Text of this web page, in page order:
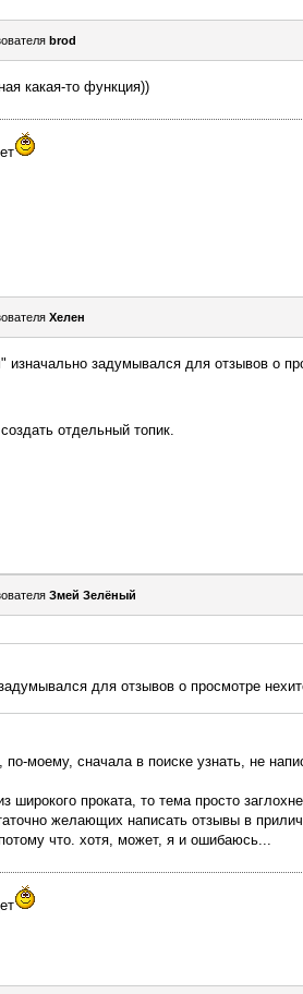
brod
какая-то функция))
Хелен
задумывался для отзывов о
отдельный топик.
Змей Зелёный
для отзывов о просмотре
по-моему, сначала в поиске узнать, не
проката, то тема просто
желающих написать отзывы в
что. хотя, может, я и ошибаюсь...